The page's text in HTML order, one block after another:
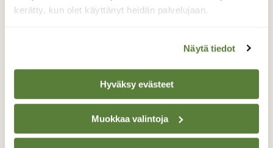
kerätty, kun olet käyttänyt heidän palvelujaan.
Näytä tiedot
Hyväksy evästeet
Muokkaa valintoja
Jäämaja
Luonto osoitti voimansa Valkealan